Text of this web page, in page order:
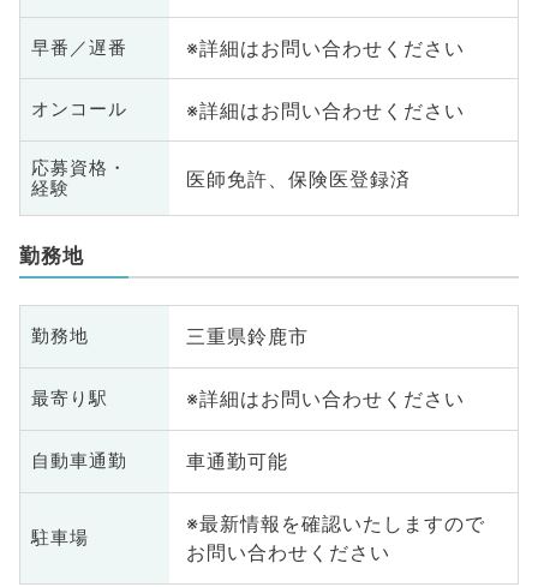
早番／遅番 ※詳細はお問い合わせください
オンコール ※詳細はお問い合わせください
応募資格・
経験
医師免許、保険医登録済
勤務地
勤務地 三重県鈴鹿市
最寄り駅 ※詳細はお問い合わせください
自動車通勤 車通勤可能
駐車場
※最新情報を確認いたしますので
お問い合わせください